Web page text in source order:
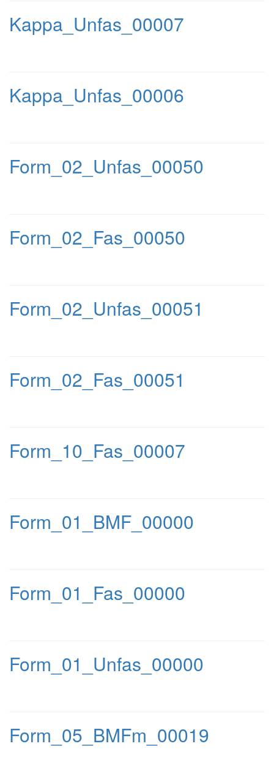
Kappa_Unfas_00007
Kappa_Unfas_00006
Form_02_Unfas_00050
Form_02_Fas_00050
Form_02_Unfas_00051
Form_02_Fas_00051
Form_10_Fas_00007
Form_01_BMF_00000
Form_01_Fas_00000
Form_01_Unfas_00000
Form_05_BMFm_00019